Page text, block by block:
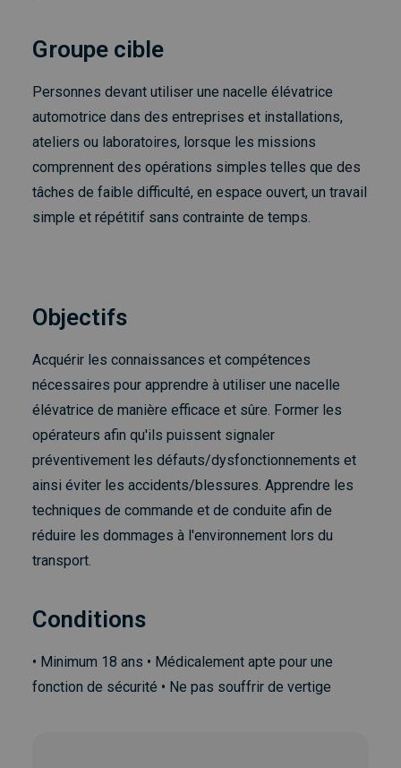
Groupe cible
Personnes devant utiliser une nacelle élévatrice
automotrice dans des entreprises et installations,
ateliers ou laboratoires, lorsque les missions
comprennent des opérations simples telles que des
tâches de faible difficulté, en espace ouvert, un travail
simple et répétitif sans contrainte de temps.
Objectifs
Acquérir les connaissances et compétences
nécessaires pour apprendre à utiliser une nacelle
élévatrice de manière efficace et sûre. Former les
opérateurs afin qu'ils puissent signaler
préventivement les défauts/dysfonctionnements et
ainsi éviter les accidents/blessures. Apprendre les
techniques de commande et de conduite afin de
réduire les dommages à l'environnement lors du
transport.
Conditions
• Minimum 18 ans • Médicalement apte pour une
fonction de sécurité • Ne pas souffrir de vertige